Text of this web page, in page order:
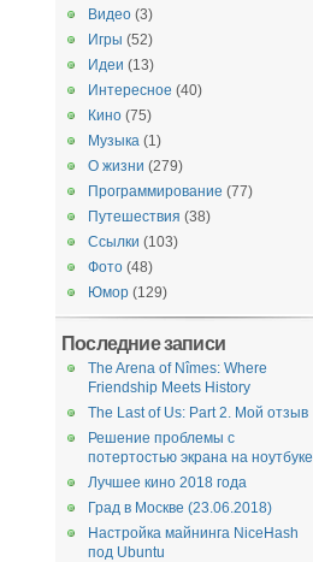
Видео (3)
Игры (52)
Идеи (13)
Интересное (40)
Кино (75)
Музыка (1)
О жизни (279)
Программирование (77)
Путешествия (38)
Ссылки (103)
Фото (48)
Юмор (129)
Последние записи
The Arena of Nîmes: Where
Friendship Meets History
The Last of Us: Part 2. Мой отзыв
Решение проблемы с
потертостью экрана на ноутбуке
Лучшее кино 2018 года
Град в Москве (23.06.2018)
Настройка майнинга NiceHash
под Ubuntu